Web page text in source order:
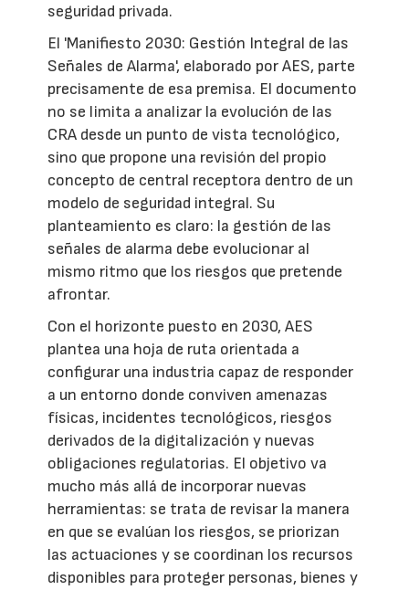
seguridad privada.
El 'Manifiesto 2030: Gestión Integral de las
Señales de Alarma', elaborado por AES, parte
precisamente de esa premisa. El documento
no se limita a analizar la evolución de las
CRA desde un punto de vista tecnológico,
sino que propone una revisión del propio
concepto de central receptora dentro de un
modelo de seguridad integral. Su
planteamiento es claro: la gestión de las
señales de alarma debe evolucionar al
mismo ritmo que los riesgos que pretende
afrontar.
Con el horizonte puesto en 2030, AES
plantea una hoja de ruta orientada a
configurar una industria capaz de responder
a un entorno donde conviven amenazas
físicas, incidentes tecnológicos, riesgos
derivados de la digitalización y nuevas
obligaciones regulatorias. El objetivo va
mucho más allá de incorporar nuevas
herramientas: se trata de revisar la manera
en que se evalúan los riesgos, se priorizan
las actuaciones y se coordinan los recursos
disponibles para proteger personas, bienes y